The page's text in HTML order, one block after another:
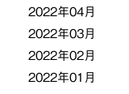
2022年04月
2022年03月
2022年02月
2022年01月